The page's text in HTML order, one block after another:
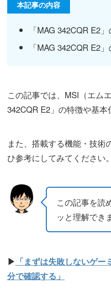
本記事の内容
「MAG 342CQR E2
「MAG 342CQR E2
この記事では、MSI（エム
342CQR E2」の特徴や基本
また、搭載する機能・技術
ひ参考にしてみてください。
この記事を読
ッと理解でき
▶ 「まずは失敗しないゲ
分で確認する」